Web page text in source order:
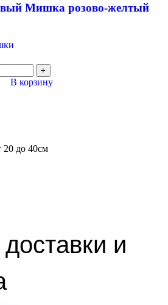
Мишка розово-желтый
В корзину
до 40см
и